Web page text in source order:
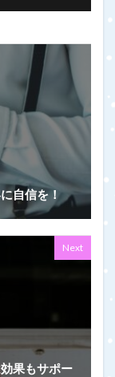
自信を！
Next
果もサポー